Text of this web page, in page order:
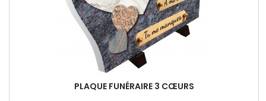
PLAQUE FUNÉRAIRE 3 CŒURS